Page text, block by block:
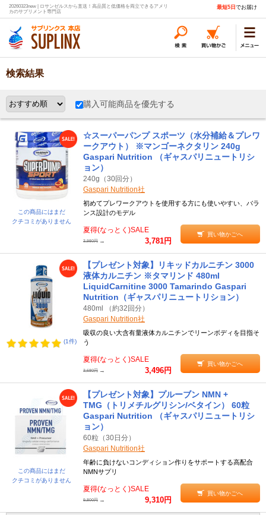
20260323new | ロサンゼルスから直送！高品質と低価格を両立できるアメリ
カのサプリメント専門店
最短5日 でお届け
検索結果
購入可能商品を優先する
この商品にはまだ
クチコミがありません
☆スーパーパンプ スポーツ（水分補給＆プレワ
ークアウト） ※マンゴーネクタリン 240g
Gaspari Nutrition （ギャスパリニュートリシ
ョン）
240g（30回分）
Gaspari Nutrition社
初めてプレワークアウトを使用する方にも使いやすい、バラ
ンス設計のモデル
夏得(なっとく)SALE
3,980円 → 3,781円
買い物かごへ
(1件)
【プレゼント対象】リキッドカルニチン 3000
液体カルニチン ※タマリンド 480ml
LiquidCarnitine 3000 Tamarindo Gaspari
Nutrition（ギャスパリニュートリション）
480ml （約32回分）
Gaspari Nutrition社
吸収の良い大含有量液体カルニチンでリーンボディを目指そ
う
夏得(なっとく)SALE
3,680円 → 3,496円
買い物かごへ
この商品にはまだ
クチコミがありません
【プレゼント対象】プルーブン NMN +
TMG（トリメチルグリシン/ベタイン） 60粒
Gaspari Nutrition （ギャスパリニュートリシ
ョン）
60粒（30日分）
Gaspari Nutrition社
年齢に負けないコンディション作りをサポートする高配合
NMNサプリ
夏得(なっとく)SALE
9,800円 → 9,310円
買い物かごへ